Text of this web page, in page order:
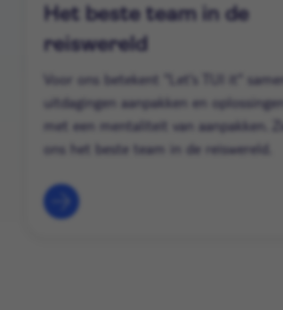
Het beste team in de
reiswereld
Voor ons betekent "Let's TUI it"
uitdagingen aanpakken en
met een mentaliteit van aanpakken.
ons het beste team in de reiswereld.